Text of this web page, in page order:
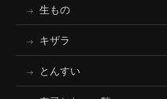
生もの
キザラ
とんすい